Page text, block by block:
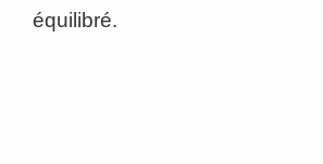
équilibré.